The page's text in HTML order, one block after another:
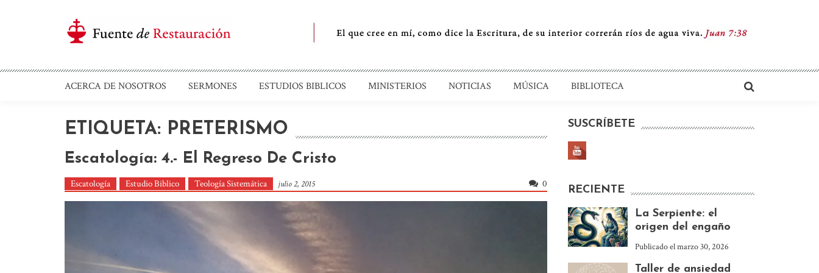
ACERCA DE NOSOTROS SERMONES ESTUDIOS BIBLICOS MINISTERIOS NOTICIAS MÚSICA BIBLIOTECA
ETIQUETA: PRETERISMO
Escatología: 4.- El Regreso De Cristo
Escatología Estudio Biblico Teología Sistemática julio 2, 2015 0
SUSCRÍBETE
RECIENTE
La Serpiente: el
origen del engaño
Publicado elmarzo 30, 2026
Taller de ansiedad